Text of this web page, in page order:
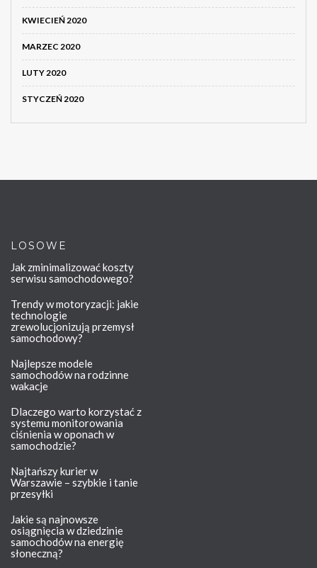
KWIECIEŃ 2020
MARZEC 2020
LUTY 2020
STYCZEŃ 2020
LOSOWE
Jak zminimalizować koszty
serwisu samochodowego?
Trendy w motoryzacji: jakie
technologie
zrewolucjonizują przemysł
samochodowy?
Najlepsze modele
samochodów na rodzinne
wakacje
Dlaczego warto korzystać z
systemu monitorowania
ciśnienia w oponach w
samochodzie?
Najtańszy kurier w
Warszawie – szybkie i tanie
przesyłki
Jakie są najnowsze
osiągnięcia w dziedzinie
samochodów na energię
słoneczną?